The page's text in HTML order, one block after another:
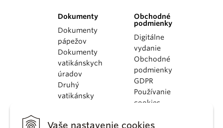
Vaše nastavenie cookies
Dokumenty
Dokumenty
pápežov
Dokumenty
vatikánskych
úradov
Druhý
vatikánsky
Obchodné
podmienky
Digitálne
vydanie
Obchodné
podmienky
GDPR
Používanie
cookies